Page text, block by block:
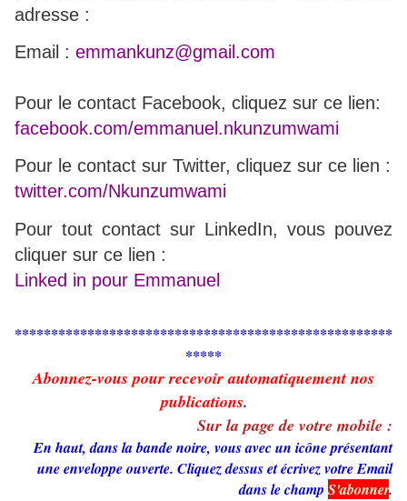
adresse :
Email : emmankunz@gmail.com
Pour le contact Facebook, cliquez sur ce lien:
facebook.com/emmanuel.nkunzumwami
Pour le contact sur Twitter, cliquez sur ce lien :
twitter.com/Nkunzumwami
Pour tout contact sur LinkedIn, vous pouvez
cliquer sur ce lien :
Linked in pour Emmanuel
****************************************************
*****
Abonnez-vous pour recevoir automatiquement nos
publications.
Sur la page de votre mobile :
En haut, dans la bande noire, vous avec un icône présentant
une enveloppe ouverte. Cliquez dessus et écrivez votre Email
dans le champ S'abonner.